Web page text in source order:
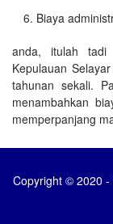
Biaya
anda, itulah tadi
Kepulauan
tahunan sekali.
menambahkan
memperpanjang
Copyright © 2020 -